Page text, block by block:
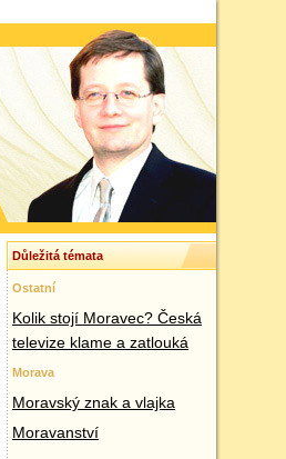
Důležitá témata
Ostatní
Kolik stojí Moravec? Česká
televize klame a zatlouká
Morava
Moravský znak a vlajka
Moravanství